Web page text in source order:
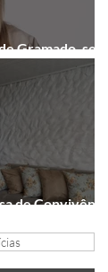
Gramado, será
de Convivência